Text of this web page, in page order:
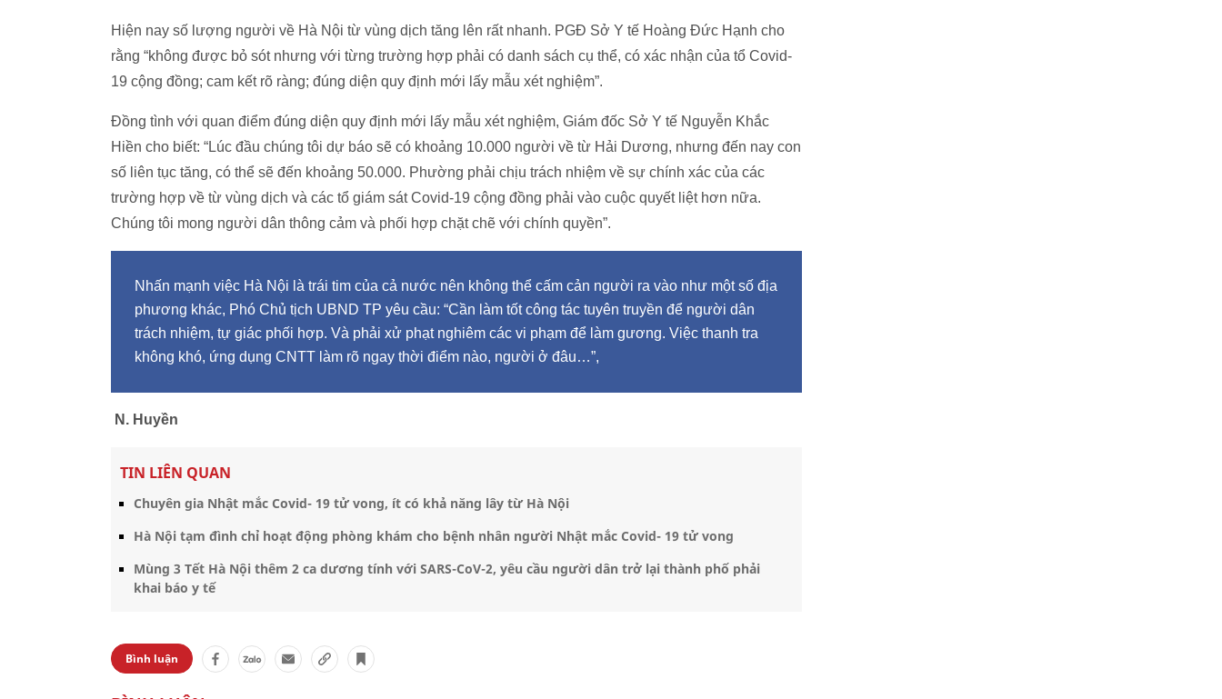
Hiện nay số lượng người về Hà Nội từ vùng dịch tăng lên rất nhanh. PGĐ Sở Y tế Hoàng Đức Hạnh cho
rằng “không được bỏ sót nhưng với từng trường hợp phải có danh sách cụ thể, có xác nhận của tổ Covid-
19 cộng đồng; cam kết rõ ràng; đúng diện quy định mới lấy mẫu xét nghiệm”.
Đồng tình với quan điểm đúng diện quy định mới lấy mẫu xét nghiệm, Giám đốc Sở Y tế Nguyễn Khắc
Hiền cho biết: “Lúc đầu chúng tôi dự báo sẽ có khoảng 10.000 người về từ Hải Dương, nhưng đến nay con
số liên tục tăng, có thể sẽ đến khoảng 50.000. Phường phải chịu trách nhiệm về sự chính xác của các
trường hợp về từ vùng dịch và các tổ giám sát Covid-19 cộng đồng phải vào cuộc quyết liệt hơn nữa.
Chúng tôi mong người dân thông cảm và phối hợp chặt chẽ với chính quyền”.
Nhấn mạnh việc Hà Nội là trái tim của cả nước nên không thể cấm cản người ra vào như một số địa
phương khác, Phó Chủ tịch UBND TP yêu cầu: “Cần làm tốt công tác tuyên truyền để người dân
trách nhiệm, tự giác phối hợp. Và phải xử phạt nghiêm các vi phạm để làm gương. Việc thanh tra
không khó, ứng dụng CNTT làm rõ ngay thời điểm nào, người ở đâu…”,
N. Huyền
TIN LIÊN QUAN
Chuyên gia Nhật mắc Covid- 19 tử vong, ít có khả năng lây từ Hà Nội
Hà Nội tạm đình chỉ hoạt động phòng khám cho bệnh nhân người Nhật mắc Covid- 19 tử vong
Mùng 3 Tết Hà Nội thêm 2 ca dương tính với SARS-CoV-2, yêu cầu người dân trở lại thành phố phải
khai báo y tế
Bình luận